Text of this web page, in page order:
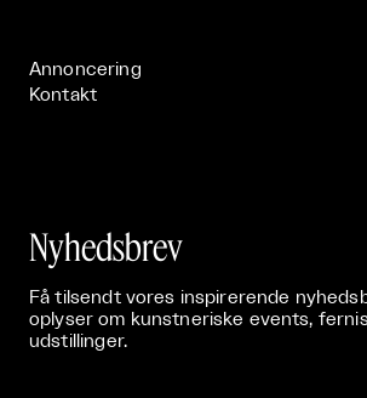
Annoncering
Kontakt
Nyhedsbrev
Få tilsendt vores inspirerende
oplyser om kunstneriske events,
udstillinger.